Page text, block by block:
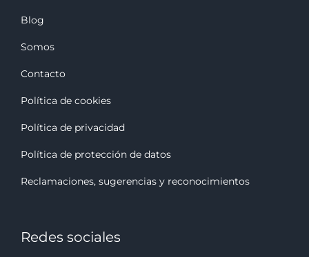
Blog
Somos
Contacto
Política de cookies
Política de privacidad
Política de protección de datos
Reclamaciones, sugerencias y reconocimientos
Redes sociales